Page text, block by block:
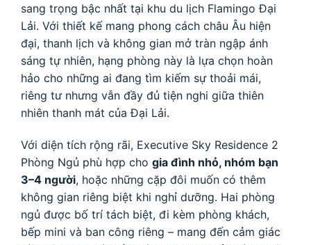
sang trọng bậc nhất tại khu du lịch Flamingo Đại
Lải. Với thiết kế mang phong cách châu Âu hiện
đại, thanh lịch và không gian mở tràn ngập ánh
sáng tự nhiên, hạng phòng này là lựa chọn hoàn
hảo cho những ai đang tìm kiếm sự thoải mái,
riêng tư nhưng vẫn đầy đủ tiện nghi giữa thiên
nhiên thanh mát của Đại Lải.
Với diện tích rộng rãi, Executive Sky Residence 2
Phòng Ngủ phù hợp cho gia đình nhỏ, nhóm bạn
3–4 người, hoặc những cặp đôi muốn có thêm
không gian riêng biệt khi nghỉ dưỡng. Hai phòng
ngủ được bố trí tách biệt, đi kèm phòng khách,
bếp mini và ban công riêng – mang đến cảm giác